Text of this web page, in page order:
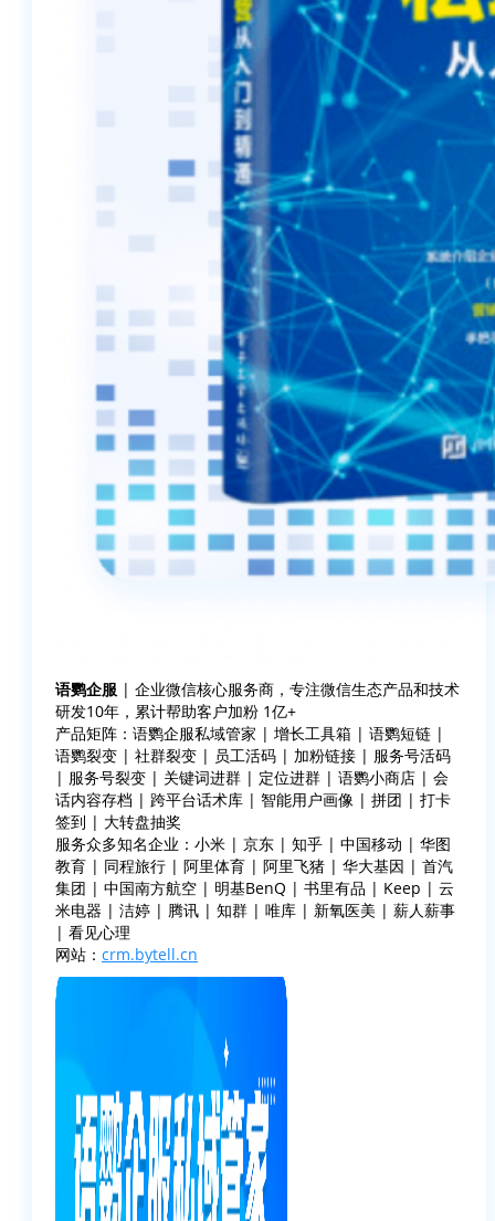
语鹦企服 | 企业微信核心服务商，专注微信生态产品和技术
研发10年，累计帮助客户加粉 1亿+
产品矩阵：语鹦企服私域管家 | 增长工具箱 | 语鹦短链 |
语鹦裂变 | 社群裂变 | 员工活码 | 加粉链接 | 服务号活码
| 服务号裂变 | 关键词进群 | 定位进群 | 语鹦小商店 | 会
话内容存档 | 跨平台话术库 | 智能用户画像 | 拼团 | 打卡
签到 | 大转盘抽奖
服务众多知名企业：小米 | 京东 | 知乎 | 中国移动 | 华图
教育 | 同程旅行 | 阿里体育 | 阿里飞猪 | 华大基因 | 首汽
集团 | 中国南方航空 | 明基BenQ | 书里有品 | Keep | 云
米电器 | 洁婷 | 腾讯 | 知群 | 唯库 | 新氧医美 | 薪人薪事
| 看见心理
网站： crm.bytell.cn